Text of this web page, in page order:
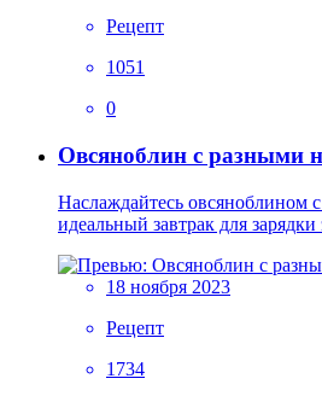
Рецепт
1051
0
Овсяноблин с разными
Наслаждайтесь овсяноблином
идеальный завтрак для
18 ноября 2023
Рецепт
1734